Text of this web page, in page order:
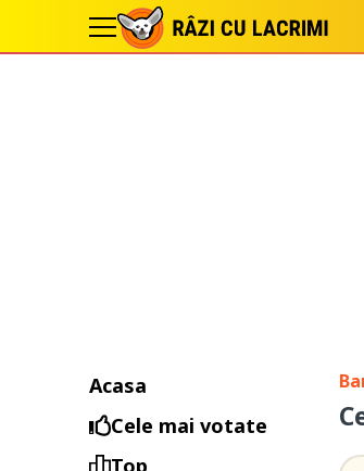
Acasa
Cele mai votate
Top